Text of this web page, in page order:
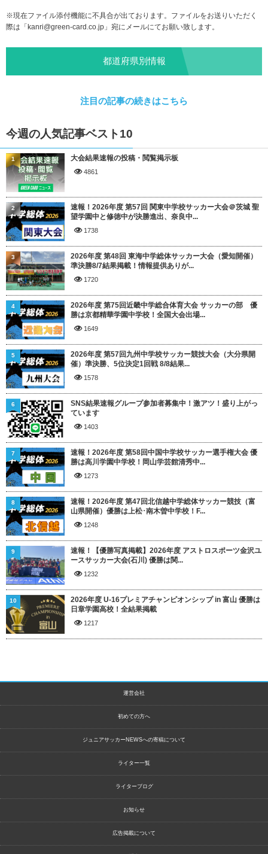
※現在ファイル添付機能に不具合が出ております。ファイルをお送りいただく
際は「 kanri@green-card.co.jp 」宛にメールにてお願い致します。
都道府県別情報
注目の記事の続きはこちら
今週の人気記事ベスト10
大会結果速報の投稿・閲覧掲示板
4861
1
速報！2026年度 第57回 関東中学校サッカー大会＠茨城 聖
望学園中と修徳中が決勝進出、奈良中...
1738
2
2026年度 第48回 東海中学総体サッカー大会（愛知開催）
準決勝8/7結果掲載！情報提供ありが...
1720
3
2026年度 第75回近畿中学総合体育大会 サッカーの部 優
勝は京都精華学園中学校！全国大会出場...
1649
4
2026年度 第57回九州中学校サッカー競技大会（大分県開
催）準決勝、5位決定1回戦 8/8結果...
1578
5
SNS結果速報グループ参加者募集中！激アツ！盛り上がっ
ています
1403
6
速報！2026年度 第58回中国中学校サッカー選手権大会 優
勝は高川学園中学校！岡山学芸館清秀中...
1273
7
速報！2026年度 第47回北信越中学総体サッカー競技（富
山県開催）優勝は上松･南木曽中学校！F...
1248
8
速報！【優勝写真掲載】2026年度 アストロスポーツ金沢ユ
ースサッカー大会(石川) 優勝は関...
1232
9
2026年度 U-16プレミアチャンピオンシップ in 富山 優勝は
日章学園高校！全結果掲載
1217
10
運営会社
初めての方へ
ジュニアサッカーNEWSへの寄稿について
ライター一覧
ライターブログ
お知らせ
広告掲載について